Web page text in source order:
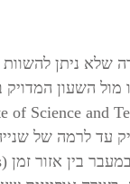
שלא ניתן
מול השעון
עד לרמה של
בין אזור זמן (